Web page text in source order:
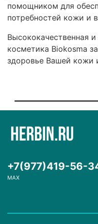
помощником для
потребностей кожи и
Высококачественная
косметика Biokosma
здоровье Вашей кожи
+7(977)419-56-
MAX